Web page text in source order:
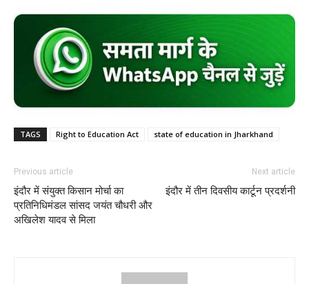
TAGS Right to Education Act state of education in Jharkhand
Previous article
इंदौर में संयुक्त किसान मोर्चा का
प्रतिनिधिमंडल सांसद जयंत चौधरी और
अखिलेश यादव से मिला
Next article
इंदौर में तीन दिवसीय कार्टून प्रदर्शनी